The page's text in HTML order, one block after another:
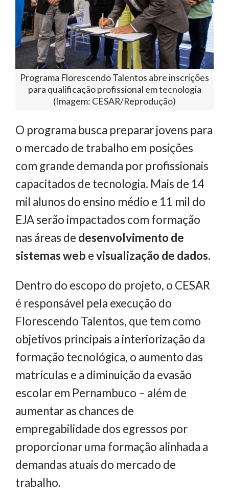
Programa Florescendo Talentos abre inscrições
para qualificação profissional em tecnologia
(Imagem: CESAR/Reprodução)
O programa busca preparar jovens para
o mercado de trabalho em posições
com grande demanda por profissionais
capacitados de tecnologia. Mais de 14
mil alunos do ensino médio e 11 mil do
EJA serão impactados com formação
nas áreas de desenvolvimento de
sistemas web evisualização de dados.
Dentro do escopo do projeto, o CESAR
é responsável pela execução do
Florescendo Talentos, que tem como
objetivos principais a interiorização da
formação tecnológica, o aumento das
matrículas e a diminuição da evasão
escolar em Pernambuco – além de
aumentar as chances de
empregabilidade dos egressos por
proporcionar uma formação alinhada a
demandas atuais do mercado de
trabalho.